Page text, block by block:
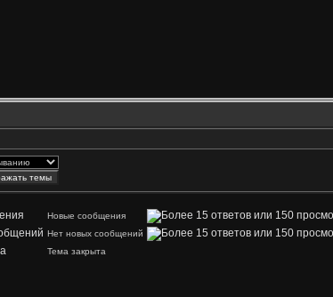
Новые сообщения
Нет новых сообщений
Тема закрыта